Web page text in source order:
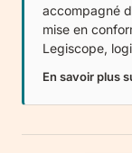
accompagné
mise en
Legiscope,
En savoir plus